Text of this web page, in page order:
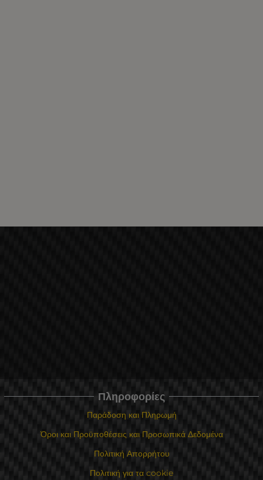
Πληροφορίες
Παράδοση και Πληρωμή
Όροι και Προϋποθέσεις και Προσωπικά Δεδομένα
Πολιτική Απορρήτου
Πολιτική για τα cookie